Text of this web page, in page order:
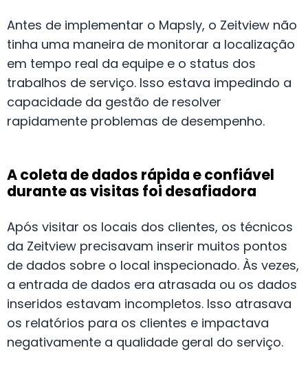
Antes de implementar o Mapsly, o Zeitview não
tinha uma maneira de monitorar a localização
em tempo real da equipe e o status dos
trabalhos de serviço. Isso estava impedindo a
capacidade da gestão de resolver
rapidamente problemas de desempenho.
A coleta de dados rápida e confiável
durante as visitas foi desafiadora
Após visitar os locais dos clientes, os técnicos
da Zeitview precisavam inserir muitos pontos
de dados sobre o local inspecionado. Às vezes,
a entrada de dados era atrasada ou os dados
inseridos estavam incompletos. Isso atrasava
os relatórios para os clientes e impactava
negativamente a qualidade geral do serviço.